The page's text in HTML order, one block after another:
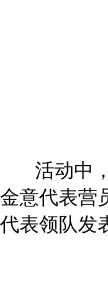
活动中，
金意代表营
代表领队发